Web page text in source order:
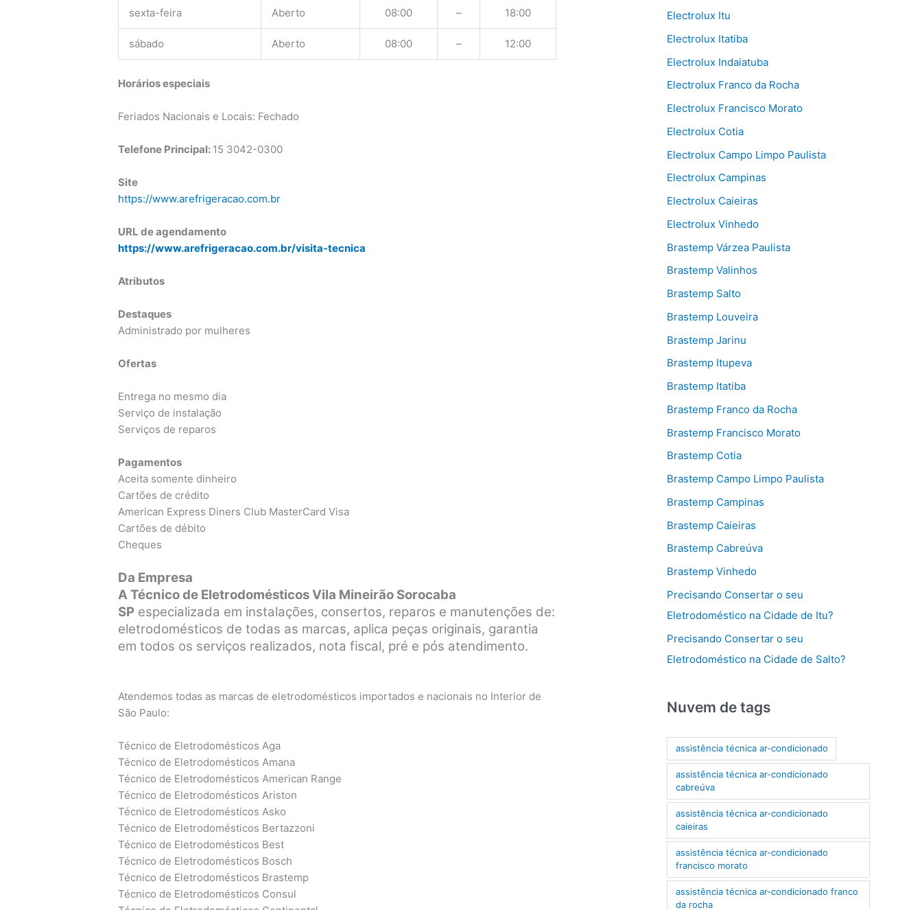
sexta-feira Aberto 08:00 – 18:00
sábado Aberto 08:00 – 12:00
Horários especiais
Feriados Nacionais e Locais: Fechado
Telefone Principal: 15 3042-0300
Site
https://www.arefrigeracao.com.br
URL de agendamento
https://www.arefrigeracao.com.br/visita-tecnica
Atributos
Destaques
Administrado por mulheres
Ofertas
Entrega no mesmo dia
Serviço de instalação
Serviços de reparos
Pagamentos
Aceita somente dinheiro
Cartões de crédito
American Express Diners Club MasterCard Visa
Cartões de débito
Cheques
Da Empresa
A Técnico de Eletrodomésticos Vila Mineirão Sorocaba
SP especializada em instalações, consertos, reparos e manutenções de:
eletrodomésticos de todas as marcas, aplica peças originais, garantia
em todos os serviços realizados, nota fiscal, pré e pós atendimento.
Atendemos todas as marcas de eletrodomésticos importados e nacionais no Interior de
São Paulo:
Técnico de Eletrodomésticos Aga
Técnico de Eletrodomésticos Amana
Técnico de Eletrodomésticos American Range
Técnico de Eletrodomésticos Ariston
Técnico de Eletrodomésticos Asko
Técnico de Eletrodomésticos Bertazzoni
Técnico de Eletrodomésticos Best
Técnico de Eletrodomésticos Bosch
Técnico de Eletrodomésticos Brastemp
Técnico de Eletrodomésticos Consul
Electrolux Itu
Electrolux Itatiba
Electrolux Indaiatuba
Electrolux Franco da Rocha
Electrolux Francisco Morato
Electrolux Cotia
Electrolux Campo Limpo Paulista
Electrolux Campinas
Electrolux Caieiras
Electrolux Vinhedo
Brastemp Várzea Paulista
Brastemp Valinhos
Brastemp Salto
Brastemp Louveira
Brastemp Jarinu
Brastemp Itupeva
Brastemp Itatiba
Brastemp Franco da Rocha
Brastemp Francisco Morato
Brastemp Cotia
Brastemp Campo Limpo Paulista
Brastemp Campinas
Brastemp Caieiras
Brastemp Cabreúva
Brastemp Vinhedo
Precisando Consertar o seu
Eletrodoméstico na Cidade de Itu?
Precisando Consertar o seu
Eletrodoméstico na Cidade de Salto?
Nuvem de tags
assistência técnica ar-condicionado
assistência técnica ar-condicionado
cabreúva
assistência técnica ar-condicionado
caieiras
assistência técnica ar-condicionado
francisco morato
assistência técnica ar-condicionado franco
da rocha